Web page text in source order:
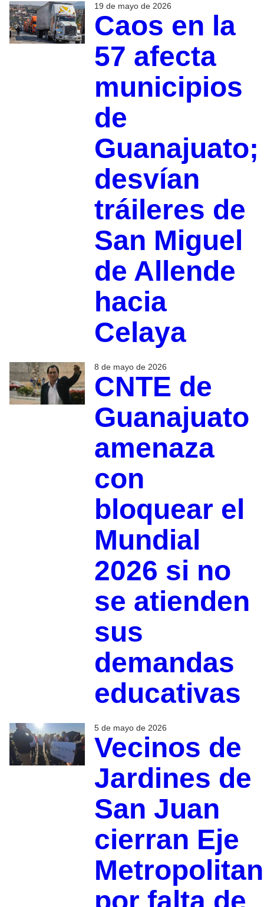
19 de mayo de 2026
Caos en la
57 afecta
municipios
de
Guanajuato;
desvían
tráileres de
San Miguel
de Allende
hacia
Celaya
8 de mayo de 2026
CNTE de
Guanajuato
amenaza
con
bloquear el
Mundial
2026 si no
se atienden
sus
demandas
educativas
5 de mayo de 2026
Vecinos de
Jardines de
San Juan
cierran Eje